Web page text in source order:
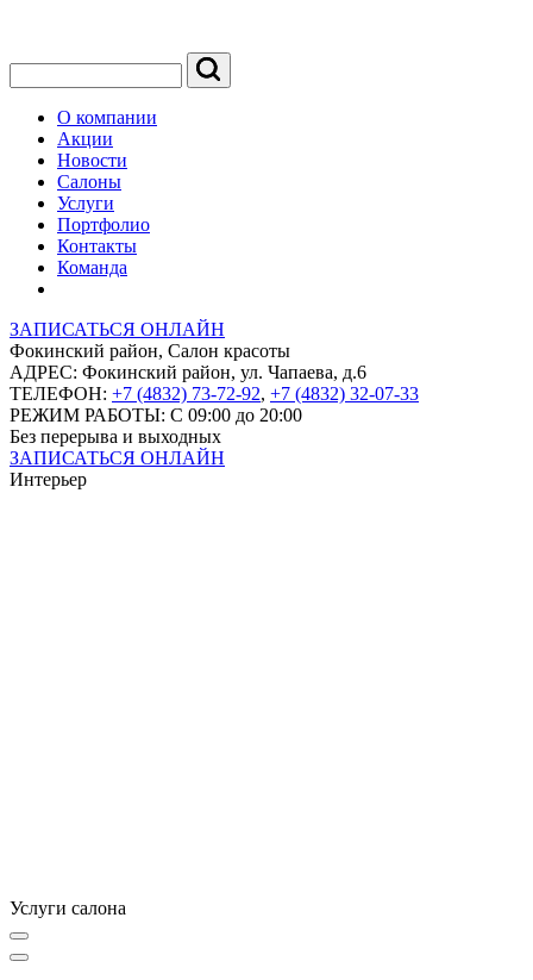
О компании
Акции
Новости
Салоны
Услуги
Портфолио
Контакты
Команда
ЗАПИСАТЬСЯ ОНЛАЙН
Фокинский район, Салон красоты
АДРЕС: Фокинский район, ул. Чапаева, д.6
ТЕЛЕФОН: +7 (4832) 73-72-92, +7 (4832) 32-07-33
РЕЖИМ РАБОТЫ: С 09:00 до 20:00
Без перерыва и выходных
ЗАПИСАТЬСЯ ОНЛАЙН
Интерьер
Услуги салона